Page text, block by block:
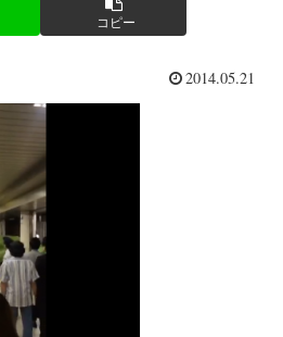
コピー
2014.05.21